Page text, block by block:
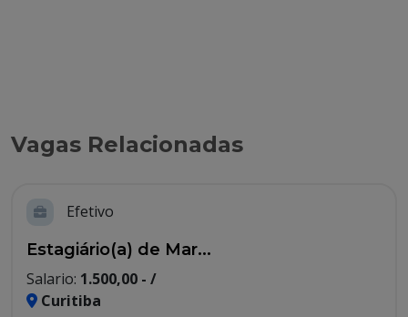
Vagas Relacionadas
Efetivo
Estagiário(a) de Mar...
Salario: 1.500,00 - /
Curitiba